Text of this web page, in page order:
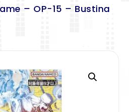
– OP-15 – Bustina